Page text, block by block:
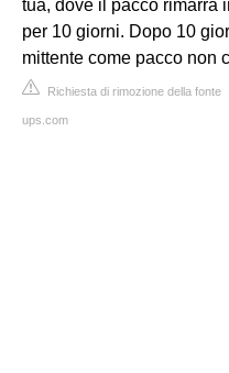
tua, dove il pacco rimarrà
per 10 giorni. Dopo 10
mittente come pacco non
Richiesta di rimozione della fonte
ups.com